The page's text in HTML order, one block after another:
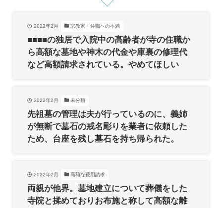
2022年2月 宗教家・住職への不満
■■■■の独居で入院中の高齢者が寺の住職か
ら高額な墓地や神木の代金や庫裏の修理代
など高額請求されている。やめてほしい
2022年2月 未分類
先祖墓の管理は夫が行っているのに、義姉
が無断で墓石の戒名彫りを業者に依頼した
ため、台座を残し墓石を持ち帰られた。
2022年2月 高額な費用請求
両親が他界。墓地建立について葬儀をした
寺院と揉めておりお布施と称して高額な離